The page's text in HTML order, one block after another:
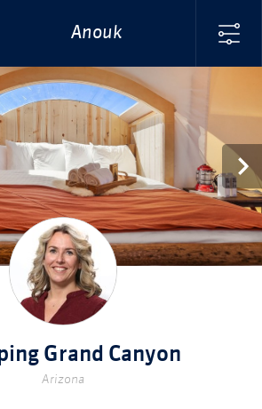
Anouk
Grand Canyon
Arizona